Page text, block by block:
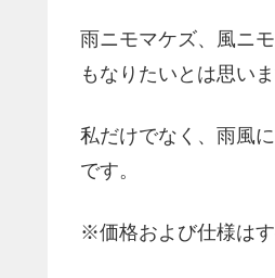
雨ニモマケズ、風ニ
もなりたいとは思い
私だけでなく、雨風
です。
※価格および仕様は